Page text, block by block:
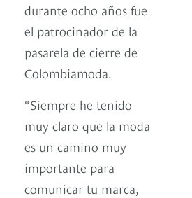
durante ocho años fue
el patrocinador de la
pasarela de cierre de
Colombiamoda.
“Siempre he tenido
muy claro que la moda
es un camino muy
importante para
comunicar tu marca,